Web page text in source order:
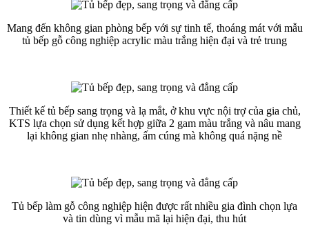
Mang đến không gian phòng bếp với sự tinh tế, thoáng mát với mẫu
tủ bếp gỗ công nghiệp acrylic màu trắng hiện đại và trẻ trung
Thiết kế tủ bếp sang trọng và lạ mắt, ở khu vực nội trợ của gia chủ,
KTS lựa chọn sử dụng kết hợp giữa 2 gam màu trắng và nâu mang
lại không gian nhẹ nhàng, ấm cúng mà không quá nặng nề
Tủ bếp làm gỗ công nghiệp hiện được rất nhiều gia đình chọn lựa
và tin dùng vì mẫu mã lại hiện đại, thu hút